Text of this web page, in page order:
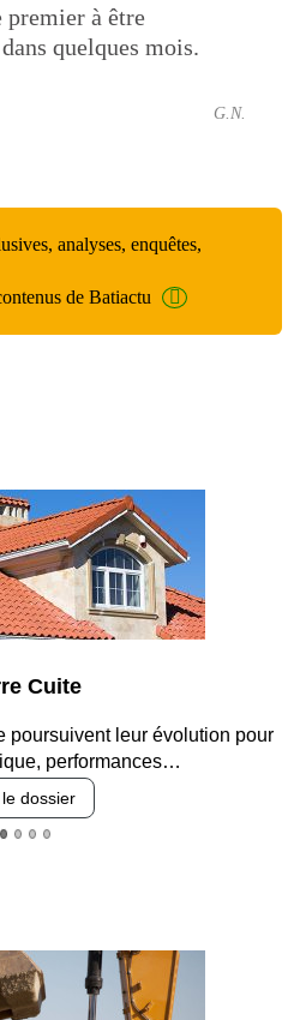
premier à être
quelques mois.
G.N.
analyses, enquêtes,
de Batiactu
sécurisation des accès,
et intégration…
Lire le dossier